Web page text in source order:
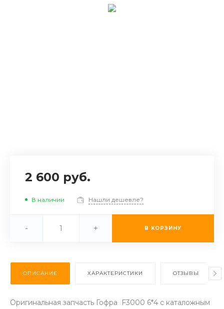
2 600 руб.
В наличии Нашли дешевле?
- + В КОРЗИНУ
ОПИСАНИЕ ХАРАКТЕРИСТИКИ ОТЗЫВЫ
Оригинальная запчасть Гофра F3000 6*4 с каталожным